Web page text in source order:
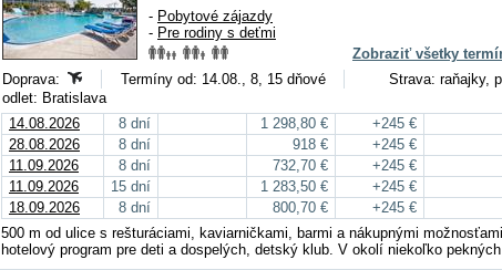
- Pobytové zájazdy
- Pre rodiny s deťmi
Zobraziť všetky
Doprava:
Termíny od: 14.08., 8, 15 dňové
Strava: raňajky,
odlet: Bratislava
14.08.2026
8 dní 1 298,80 € +245 €
28.08.2026
8 dní 918 € +245 €
11.09.2026
8 dní 732,70 € +245 €
11.09.2026
15 dní 1 283,50 € +245 €
18.09.2026
8 dní 800,70 € +245 €
500 m od ulice s rešturáciami, kaviarničkami, barmi a nákupnými
hotelový program pre deti a dospelých, detský klub. V okolí niekoľko